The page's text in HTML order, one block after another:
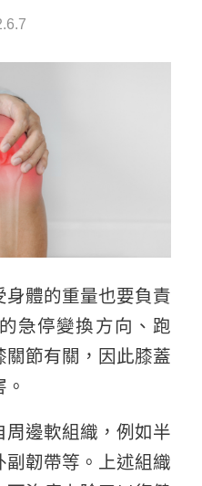
身體的重量也要負責
急停變換方向、跑
節有關，因此膝蓋
周邊軟組織，例如半
副韌帶等。上述組織